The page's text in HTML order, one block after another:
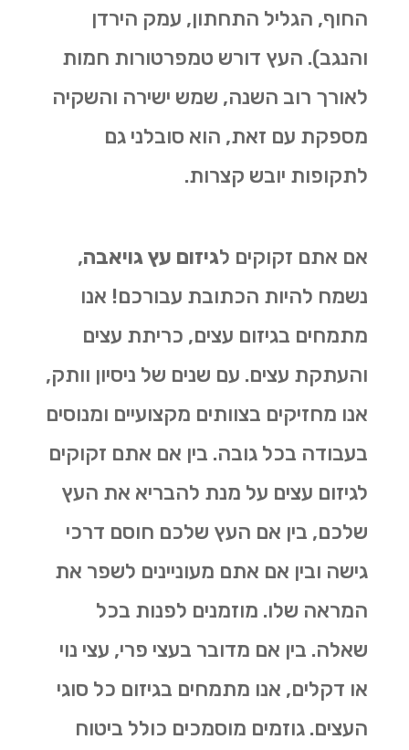
החוף, הגליל התחתון, עמק הירדן
והנגב). העץ דורש טמפרטורות חמות
לאורך רוב השנה, שמש ישירה והשקיה
מספקת עם זאת, הוא סובלני גם
לתקופות יובש קצרות.
אם אתם זקוקים לגיזום עץ גויאבה,
נשמח להיות הכתובת עבורכם! אנו
מתמחים בגיזום עצים, כריתת עצים
והעתקת עצים. עם שנים של ניסיון וותק,
אנו מחזיקים בצוותים מקצועיים ומנוסים
בעבודה בכל גובה. בין אם אתם זקוקים
לגיזום עצים על מנת להבריא את העץ
שלכם, בין אם העץ שלכם חוסם דרכי
גישה ובין אם אתם מעוניינים לשפר את
המראה שלו. מוזמנים לפנות בכל
שאלה. בין אם מדובר בעצי פרי, עצי נוי
או דקלים, אנו מתמחים בגיזום כל סוגי
העצים. גוזמים מוסמכים כולל ביטוח